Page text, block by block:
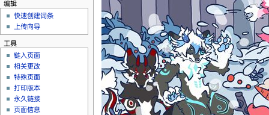
编辑
快速创建词条
上传向导
工具
链入页面
相关更改
特殊页面
打印版本
永久链接
页面信息